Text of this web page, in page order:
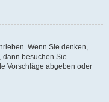
Wenn Sie denken,
dann besuchen Sie
Vorschläge abgeben oder